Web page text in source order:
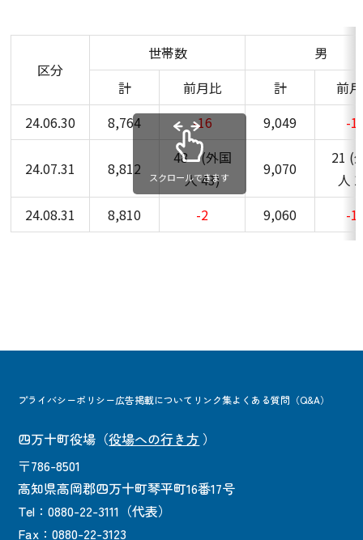
区分
世帯数
男
計
前月比 計
前
24.06.30
8,764 -16 9,049 -
24.07.31 8,812
48 (外国
人 43)
9,070
21 (
人
24.08.31
8,810 -2 9,060 -
スクロールできます
プライバシーポリシー広告掲載について リンク集よくある質問（Q&A）
四万十町役場 （役場への行き方 ）
〒786-8501
高知県高岡郡四万十町琴平町16番17号
Tel：0880-22-3111（代表）
Fax：0880-22-3123